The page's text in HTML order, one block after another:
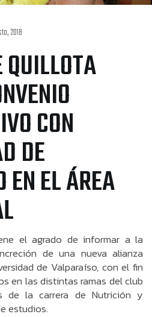
2018
CON
DE
EL ÁREA
el agrado de informar a la
de una nueva alianza
de Valparaíso, con el fin
en las distintas ramas del club
de la carrera de Nutrición y
estudios.